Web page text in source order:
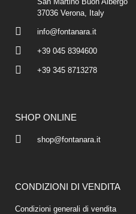
37036 Verona, Italy
info@fontanara.it
+39 045 8394600
+39 345 8713278
SHOP ONLINE
shop@fontanara.it
CONDIZIONI DI VENDITA
Condizioni generali di vendita